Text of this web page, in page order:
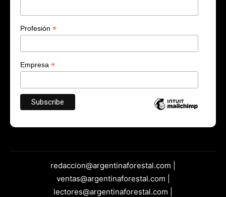
Profesión *
Empresa *
redaccion@argentinaforestal.com |
ventas@argentinaforestal.com |
lectores@argentinaforestal.com |